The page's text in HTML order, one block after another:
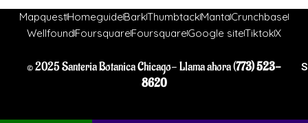
MapquestHomeguideBarkThumbtackMantaCrunchbase
WellfoundFoursquareFoursquareGoogle siteTiktokX
© 2025 Santeria Botanica Chicago- Llama ahora (773) 523-
8620